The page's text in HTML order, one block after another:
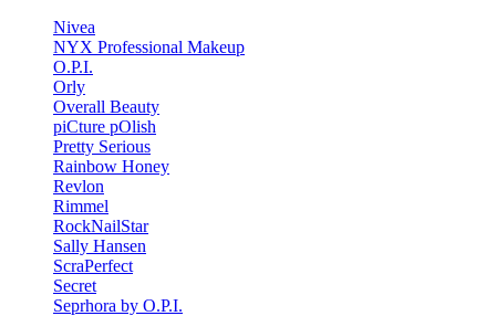
Nivea
NYX Professional Makeup
O.P.I.
Orly
Overall Beauty
piCture pOlish
Pretty Serious
Rainbow Honey
Revlon
Rimmel
RockNailStar
Sally Hansen
ScraPerfect
Secret
Seprhora by O.P.I.